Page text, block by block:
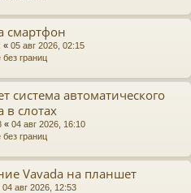
смартфон
« 05 авг 2026, 02:15
границ
система автоматического
в слотах
« 04 авг 2026, 16:10
границ
Vavada на планшет
04 авг 2026, 12:53